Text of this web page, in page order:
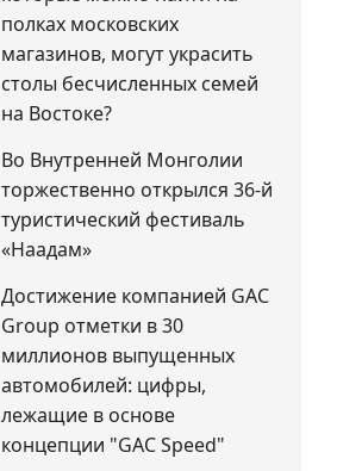
полках московских
магазинов, могут украсить
столы бесчисленных семей
на Востоке?
Во Внутренней Монголии
торжественно открылся 36-й
туристический фестиваль
«Наадам»
Достижение компанией GAC
Group отметки в 30
миллионов выпущенных
автомобилей: цифры,
лежащие в основе
концепции "GAC Speed"